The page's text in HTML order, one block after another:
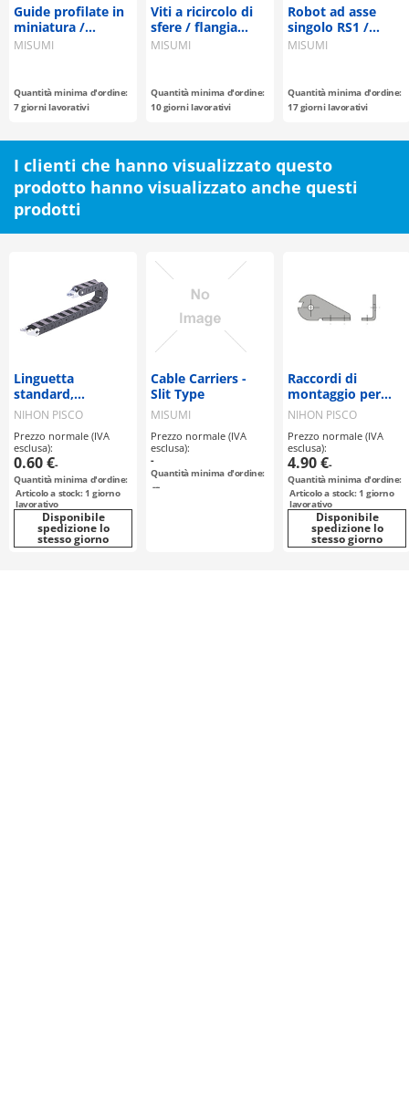
Guide profilate in
miniatura /
materiale
MISUMI
Quantità minima d'ordine:
7 giorni lavorativi
Viti a ricircolo di
sfere / flangia
compatta /
acciaio / fosfatato
/ 58-62HRC
MISUMI
Quantità minima d'ordine:
10 giorni lavorativi
Robot ad asse
singolo RS1 /
Lineari
MISUMI
Quantità minima d'ordine:
17 giorni lavorativi
I clienti che hanno visualizzato questo
prodotto hanno visualizzato anche questi
prodotti
Linguetta
standard,
Portacavi con
fissaggio Serie
HPK
NIHON PISCO
Prezzo normale (IVA
esclusa):
0.60 €-
Quantità minima d'ordine:
Articolo a stock: 1 giorno
lavorativo
Disponibile
spedizione lo
stesso giorno
Cable Carriers -
Slit Type
MISUMI
Prezzo normale (IVA
esclusa):
-
Quantità minima d'ordine:
---
Raccordi di
montaggio per
serie HPU
NIHON PISCO
Prezzo normale (IVA
esclusa):
4.90 €-
Quantità minima d'ordine:
Articolo a stock: 1 giorno
lavorativo
Disponibile
spedizione lo
stesso giorno